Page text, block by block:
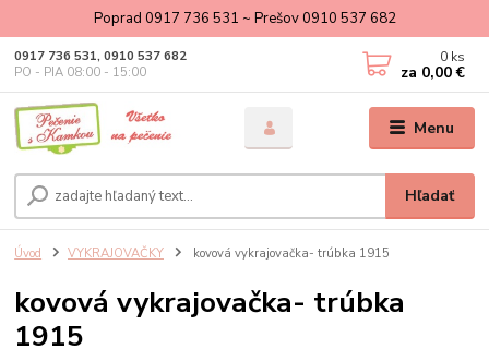
Poprad 0917 736 531 ~ Prešov 0910 537 682
Menu
Hľadať
0917 736 531, 0910 537 682
PO - PIA 08:00 - 15:00
0 ks
za 0,00 €
Úvod VYKRAJOVAČKY kovová vykrajovačka- trúbka 1915
kovová vykrajovačka- trúbka
1915